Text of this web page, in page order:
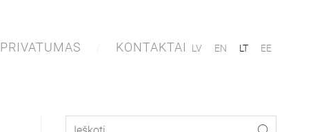
PRIVATUMAS KONTAKTAI LV EN LT EE